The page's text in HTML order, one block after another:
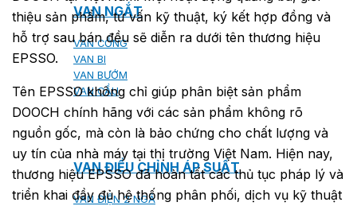
VAN NGẮT
VAN CỔNG
VAN BI
VAN BƯỚM
VAN CẦU
VAN ĐIỀU CHỈNH ÁP SUẤT
VAN ĐIỆN 2 NGÃ
thiệu sản phẩm, tư vấn kỹ thuật, ký kết hợp đồng và
hỗ trợ sau bán đều sẽ diễn ra dưới tên thương hiệu
EPSSO.
Tên EPSSO không chỉ giúp phân biệt sản phẩm
DOOCH chính hãng với các sản phẩm không rõ
nguồn gốc, mà còn là bảo chứng cho chất lượng và
uy tín của nhà máy tại thị trường Việt Nam. Hiện nay,
thương hiệu EPSSO đã hoàn tất các thủ tục pháp lý và
triển khai đầy đủ hệ thống phân phối, dịch vụ kỹ thuật